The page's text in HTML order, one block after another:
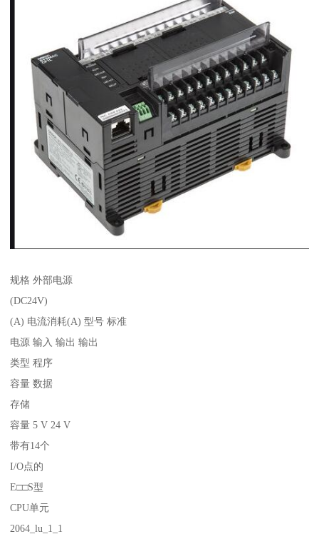
规格 外部电源
(DC24V)
(A) 电流消耗(A) 型号 标准
电源 输入 输出 输出
类型 程序
容量 数据
存储
容量 5 V 24 V
带有14个
I/O点的
E□□S型
CPU单元
2064_lu_1_1